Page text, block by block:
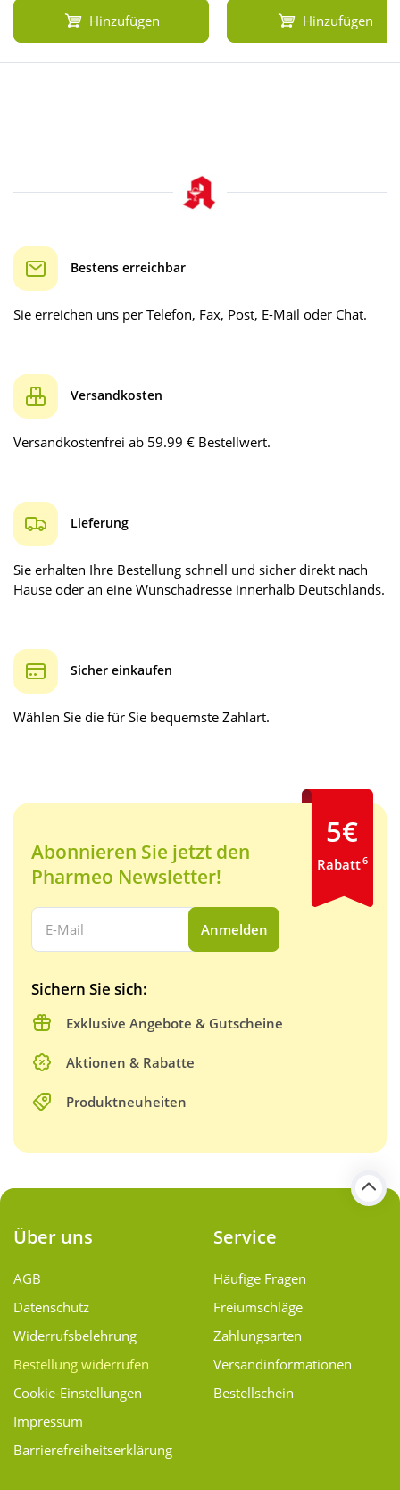
Hinzufügen Hinzufügen
Bestens erreichbar
Sie erreichen uns per Telefon, Fax, Post, E-Mail oder Chat.
Versandkosten
Versandkostenfrei ab 59.99 € Bestellwert.
Lieferung
Sie erhalten Ihre Bestellung schnell und sicher direkt nach
Hause oder an eine Wunschadresse innerhalb Deutschlands.
Sicher einkaufen
Wählen Sie die für Sie bequemste Zahlart.
Abonnieren Sie jetzt den
Pharmeo Newsletter!
Ihre E-Mail Adresse:
Anmelden
Sichern Sie sich:
Exklusive Angebote & Gutscheine
Aktionen & Rabatte
Produktneuheiten
5€
Rabatt6
Über uns
AGB
Datenschutz
Widerrufsbelehrung
Bestellung widerrufen
Cookie-Einstellungen
Impressum
Barrierefreiheitserklärung
Service
Häufige Fragen
Freiumschläge
Zahlungsarten
Versand­informationen
Bestellschein